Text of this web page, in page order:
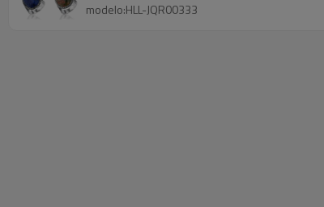
modelo:HLL-JQR00333